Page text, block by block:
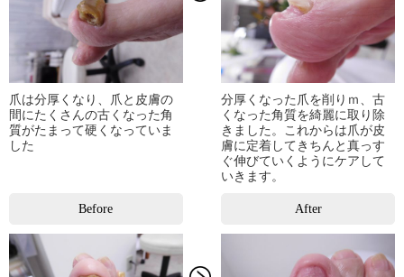
爪は分厚くなり、爪と皮膚の
間にたくさんの古くなった角
質がたまって硬くなっていま
した
分厚くなった爪を削りｍ、古
くなった角質を綺麗に取り除
きました。これからは爪が皮
膚に定着してきちんと真っす
ぐ伸びていくようにケアして
いきます。
Before After